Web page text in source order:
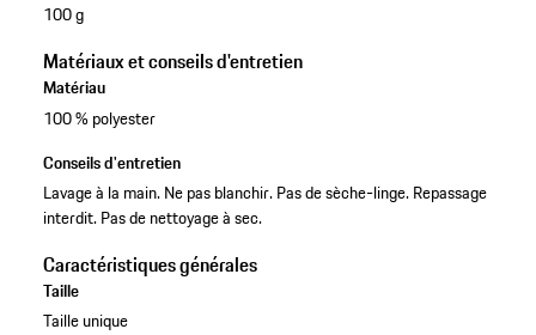
100 g
Matériaux et conseils d'entretien
Matériau
100 % polyester
Conseils d'entretien
Lavage à la main. Ne pas blanchir. Pas de sèche-linge. Repassage
interdit. Pas de nettoyage à sec.
Caractéristiques générales
Taille
Taille unique